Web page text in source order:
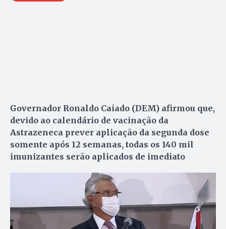
Governador Ronaldo Caiado (DEM) afirmou que,
devido ao calendário de vacinação da
Astrazeneca prever aplicação da segunda dose
somente após 12 semanas, todas os 140 mil
imunizantes serão aplicados de imediato